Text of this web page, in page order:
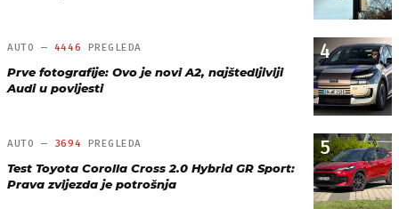
4
AUTO — 4446 PREGLEDA
Prve fotografije: Ovo je novi A2, najštedljiviji
Audi u povijesti
5
AUTO — 3694 PREGLEDA
Test Toyota Corolla Cross 2.0 Hybrid GR Sport:
Prava zvijezda je potrošnja